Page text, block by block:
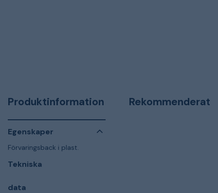
Produktinformation
Egenskaper
Förvaringsback i plast.
Tekniska
data
Rekommenderat